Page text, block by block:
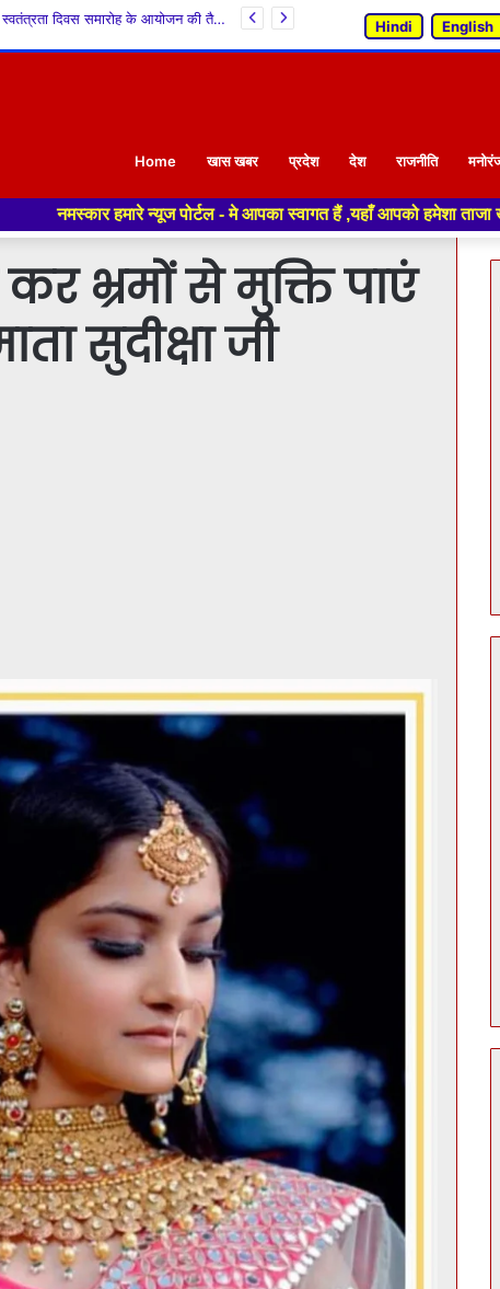
ज़िला स्तरीय स्वतंत्रता दिवस समारोह के आयोजन की तैयारियों के संबंध में बैठक आयोजित Hindi English
Home खास खबर प्रदेश देश राजनीति
न्यूज पोर्टल - मे आपका स्वागत हैं ,यहाँ आपको हमेशा ताजा खबरों से रूबरू
भ्रमों से मुक्ति पाएं
सुदीक्षा जी